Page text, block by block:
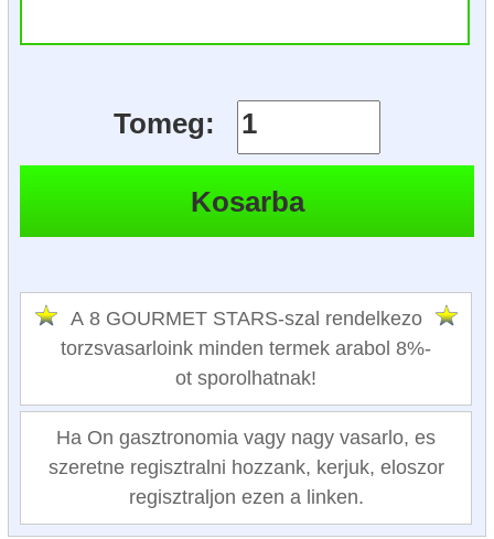
Tomeg:
A 8 GOURMET STARS-szal rendelkezo
torzsvasarloink minden termek arabol 8%-
ot sporolhatnak!
Ha On gasztronomia vagy nagy vasarlo, es
szeretne regisztralni hozzank, kerjuk, eloszor
regisztraljon ezen a linken.